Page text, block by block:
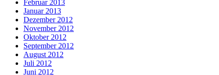
Februar 2013
Januar 2013
Dezember 2012
November 2012
Oktober 2012
September 2012
August 2012
Juli 2012
Juni 2012